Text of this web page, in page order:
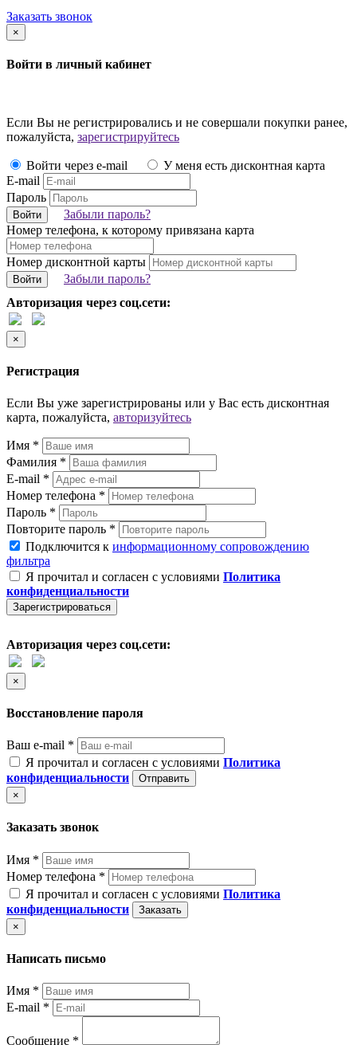
Заказать звонок
×
Войти в личный кабинет
Если Вы не регистрировались и не совершали покупки ранее,
пожалуйста, зарегистрируйтесь
Войти через e-mail
У меня есть дисконтная карта
E-mail
Пароль
Войти
Забыли пароль?
Номер телефона, к которому привязана карта
Номер дисконтной карты
Войти
Забыли пароль?
Авторизация через соц.сети:
×
Регистрация
Если Вы уже зарегистрированы или у Вас есть дисконтная
карта, пожалуйста, авторизуйтесь
Имя *
Фамилия *
E-mail *
Номер телефона *
Пароль *
Повторите пароль *
Подключится к информационному сопровождению
фильтра
Я прочитал и согласен с условиями Политика
конфиденциальности
Зарегистрироваться
Авторизация через соц.сети:
×
Восстановление пароля
Ваш e-mail *
Я прочитал и согласен с условиями Политика
конфиденциальности
Отправить
×
Заказать звонок
Имя *
Номер телефона *
Я прочитал и согласен с условиями Политика
конфиденциальности
Заказать
×
Написать письмо
Имя *
E-mail *
Сообщение *